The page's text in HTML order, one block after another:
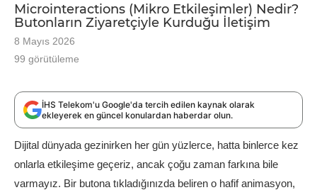
Microinteractions (Mikro Etkileşimler) Nedir?
Butonların Ziyaretçiyle Kurduğu İletişim
8 Mayıs 2026
99 görütüleme
İHS Telekom'u Google'da tercih edilen kaynak olarak
ekleyerek en güncel konulardan haberdar olun.
Dijital dünyada gezinirken her gün yüzlerce, hatta binlerce kez
onlarla etkileşime geçeriz, ancak çoğu zaman farkına bile
varmayız. Bir butona tıkladığınızda beliren o hafif animasyon,